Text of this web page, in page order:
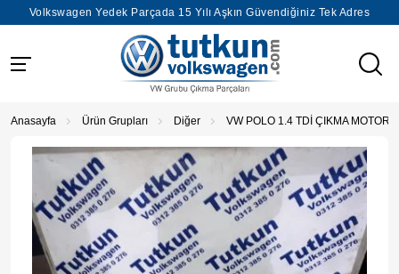
Volkswagen Yedek Parçada 15 Yılı Aşkın Güvendiğiniz Tek Adres
Anasayfa Ürün Grupları Diğer VW POLO 1.4 TDİ ÇIKMA MOTOR